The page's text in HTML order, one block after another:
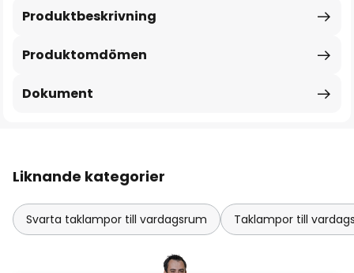
Produktbeskrivning
Produktomdömen
Dokument
Liknande kategorier
Svarta taklampor till vardagsrum Taklampor till